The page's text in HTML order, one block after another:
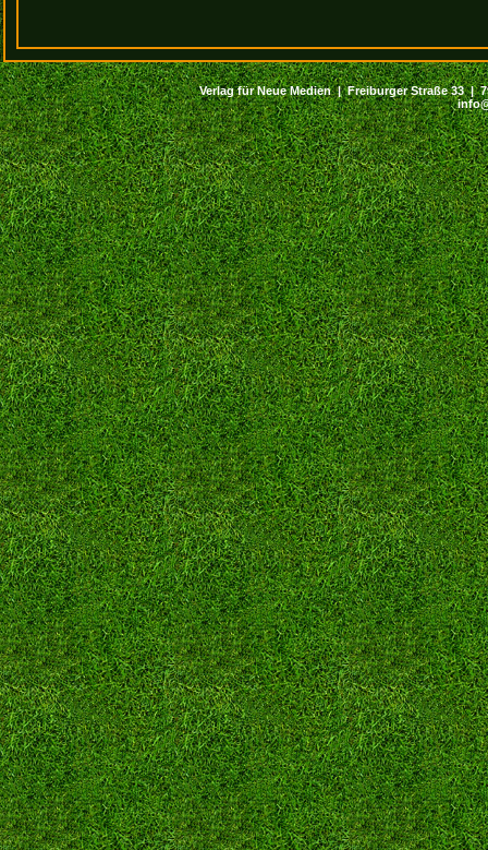
Verlag für Neue Medien | Freiburger Straße 33 |